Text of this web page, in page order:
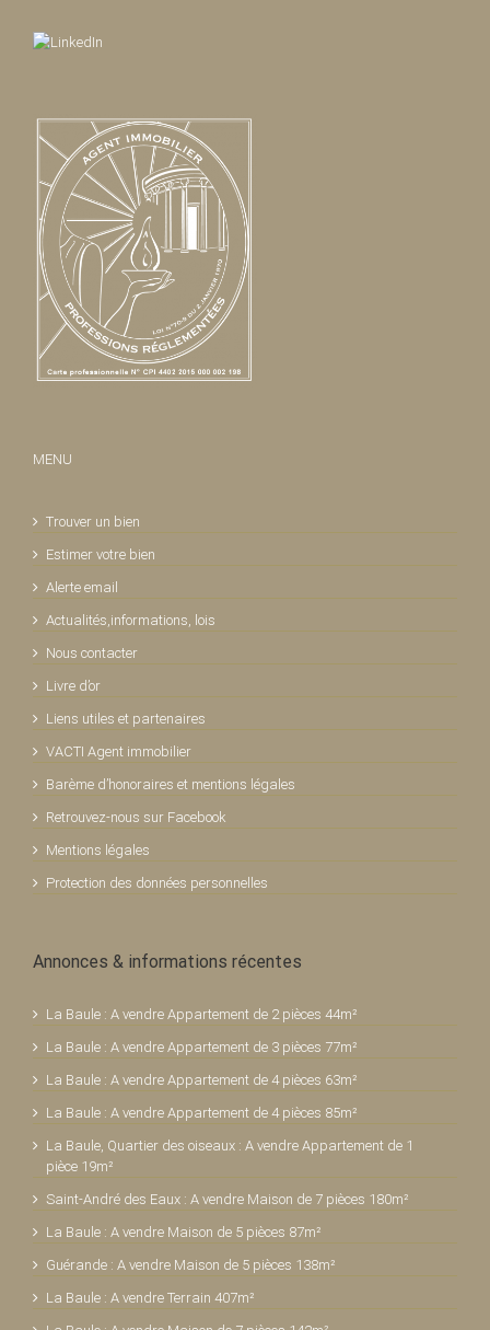
MENU
Trouver un bien
Estimer votre bien
Alerte email
Actualités,informations, lois
Nous contacter
Livre d’or
Liens utiles et partenaires
VACTI Agent immobilier
Barème d’honoraires et mentions légales
Retrouvez-nous sur Facebook
Mentions légales
Protection des données personnelles
Annonces & informations récentes
La Baule : A vendre Appartement de 2 pièces 44m²
La Baule : A vendre Appartement de 3 pièces 77m²
La Baule : A vendre Appartement de 4 pièces 63m²
La Baule : A vendre Appartement de 4 pièces 85m²
La Baule, Quartier des oiseaux : A vendre Appartement de 1
pièce 19m²
Saint-André des Eaux : A vendre Maison de 7 pièces 180m²
La Baule : A vendre Maison de 5 pièces 87m²
Guérande : A vendre Maison de 5 pièces 138m²
La Baule : A vendre Terrain 407m²